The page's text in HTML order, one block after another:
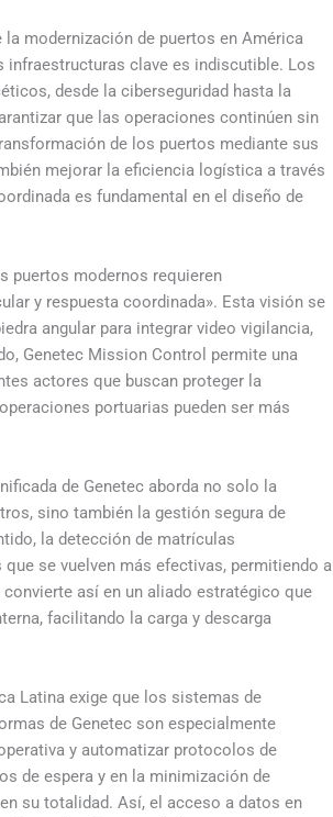
modernización de puertos en América
infraestructuras clave es indiscutible. Los
desde la ciberseguridad hasta la
que las operaciones continúen sin
de los puertos mediante sus
mejorar la eficiencia logística a través
es fundamental en el diseño de
puertos modernos requieren
y respuesta coordinada». Esta visión se
angular para integrar video vigilancia,
Genetec Mission Control permite una
actores que buscan proteger la
portuarias pueden ser más
de Genetec aborda no solo la
sino también la gestión segura de
la detección de matrículas
se vuelven más efectivas, permitiendo a
así en un aliado estratégico que
facilitando la carga y descarga
Latina exige que los sistemas de
de Genetec son especialmente
y automatizar protocolos de
de espera y en la minimización de
su totalidad. Así, el acceso a datos en